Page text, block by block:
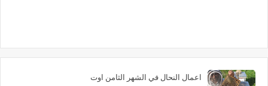
اعمال النحال في الشهر الثامن اوت